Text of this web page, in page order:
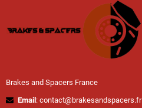
Brakes and Spacers France
Email : contact@brakesandspacers.fr